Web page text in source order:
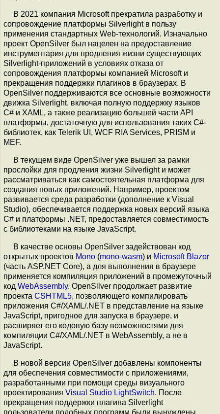
В 2021 компания Microsoft прекратила разработку и
сопровождение платформы Silverlight в пользу
применения стандартных Web-технологий. Изначально
проект OpenSilver был нацелен на предоставление
инструментария для продления жизни существующих
Silverlight-приложений в условиях отказа от
сопровождения платформы компанией Microsoft и
прекращения поддержки плагинов в браузерах. В
OpenSilver поддерживаются все основные возможности
движка Silverlight, включая полную поддержку языков
C# и XAML, а также реализацию большей части API
платформы, достаточную для использования таких C#-
библиотек, как Telerik UI, WCF RIA Services, PRISM и
MEF.
В текущем виде OpenSilver уже вышел за рамки
прослойки для продления жизни Silverlight и может
рассматриваться как самостоятельная платформа для
создания новых приложений. Например, проектом
развивается среда разработки (дополнение к Visual
Studio), обеспечивается поддержка новых версий языка
C# и платформы .NET, предоставляется совместимость
с библиотеками на языке JavaScript.
В качестве основы OpenSilver задействован код
открытых проектов Mono (mono-wasm) и Microsoft Blazor
(часть ASP.NET Core), а для выполнения в браузере
применяется компиляция приложений в промежуточный
код WebAssembly. OpenSilver продолжает развитие
проекта CSHTML5, позволяющего компилировать
приложения C#/XAML/.NET в представление на языке
JavaScript, пригодное для запуска в браузере, и
расширяет его кодовую базу возможностями для
компиляции C#/XAML/.NET в WebAssembly, а не в
JavaScript.
В новой версии OpenSilver добавлены компоненты
для обеспечения совместимости с приложениями,
разработанными при помощи среды визуального
проектирования Visual Studio LightSwitch. После
прекращения поддержки плагина Silverlight
пользователи подобных программ были вынуждены